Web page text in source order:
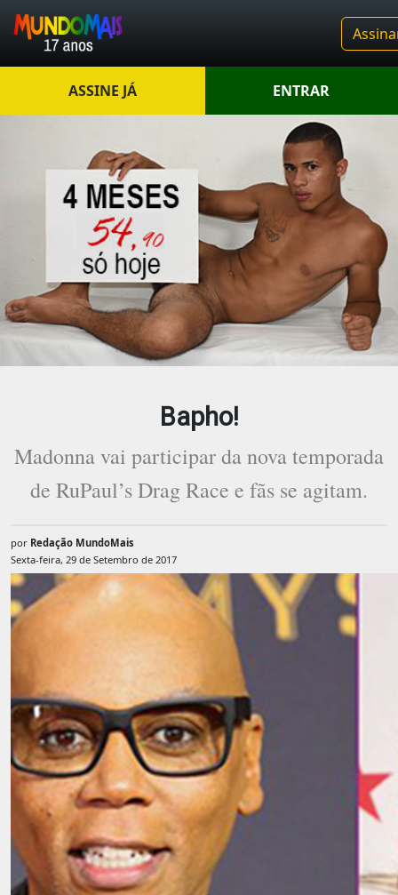
ASSINE JÁ ENTRAR
Bapho!
Madonna vai participar da nova temporada
de RuPaul’s Drag Race e fãs se agitam.
por Redação MundoMais
Sexta-feira, 29 de Setembro de 2017